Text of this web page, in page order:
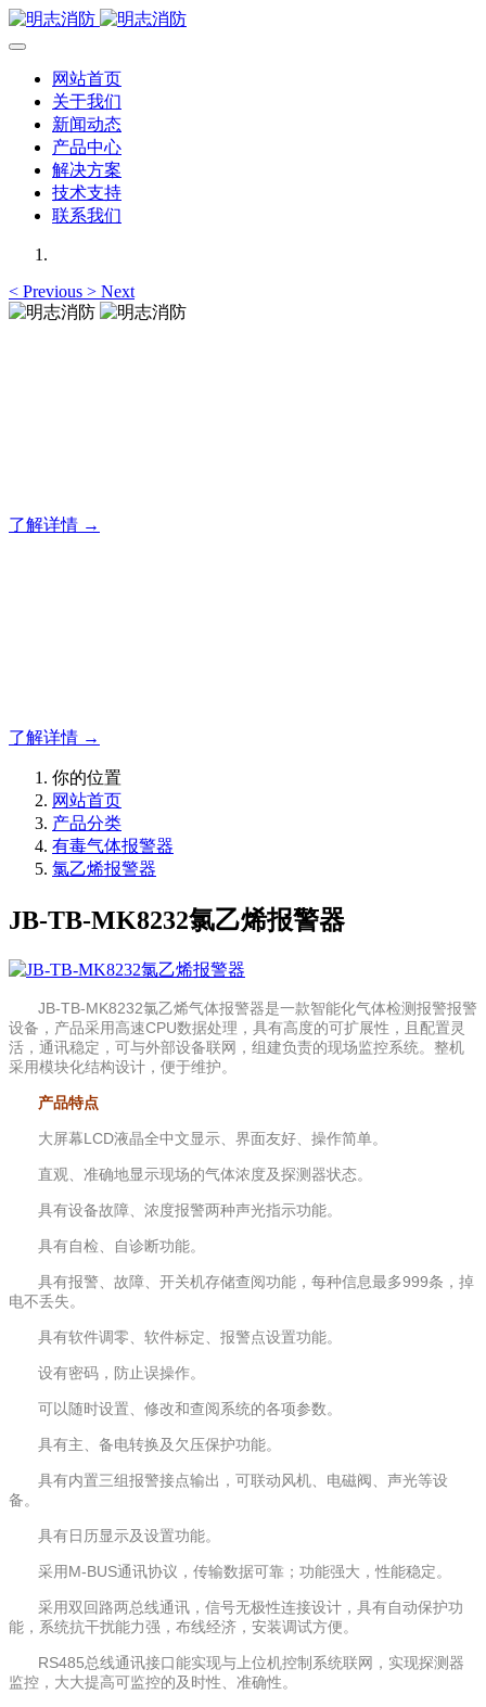
网站首页
关于我们
新闻动态
产品中心
解决方案
技术支持
联系我们
< Previous > Next
了解详情 →
了解详情 →
你的位置
网站首页
产品分类
有毒气体报警器
氯乙烯报警器
JB-TB-MK8232氯乙烯报警器
JB-TB-MK8232氯乙烯气体报警器是一款智能化气体检测报警报警
设备，产品采用高速CPU数据处理，具有高度的可扩展性，且配置灵
活，通讯稳定，可与外部设备联网，组建负责的现场监控系统。整机
采用模块化结构设计，便于维护。
产品特点
大屏幕LCD液晶全中文显示、界面友好、操作简单。
直观、准确地显示现场的气体浓度及探测器状态。
具有设备故障、浓度报警两种声光指示功能。
具有自检、自诊断功能。
具有报警、故障、开关机存储查阅功能，每种信息最多999条，掉
电不丢失。
具有软件调零、软件标定、报警点设置功能。
设有密码，防止误操作。
可以随时设置、修改和查阅系统的各项参数。
具有主、备电转换及欠压保护功能。
具有内置三组报警接点输出，可联动风机、电磁阀、声光等设
备。
具有日历显示及设置功能。
采用M-BUS通讯协议，传输数据可靠；功能强大，性能稳定。
采用双回路两总线通讯，信号无极性连接设计，具有自动保护功
能，系统抗干扰能力强，布线经济，安装调试方便。
RS485总线通讯接口能实现与上位机控制系统联网，实现探测器
监控，大大提高可监控的及时性、准确性。